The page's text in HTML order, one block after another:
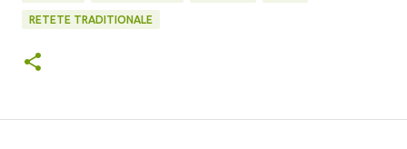
RETETE TRADITIONALE